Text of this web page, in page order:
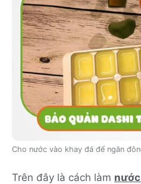
Cho nước vào khay đá để ngăn
Trên đây là cách làm